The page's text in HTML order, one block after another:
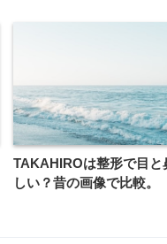
TAKAHIROは整形で目と
しい？昔の画像で比較。